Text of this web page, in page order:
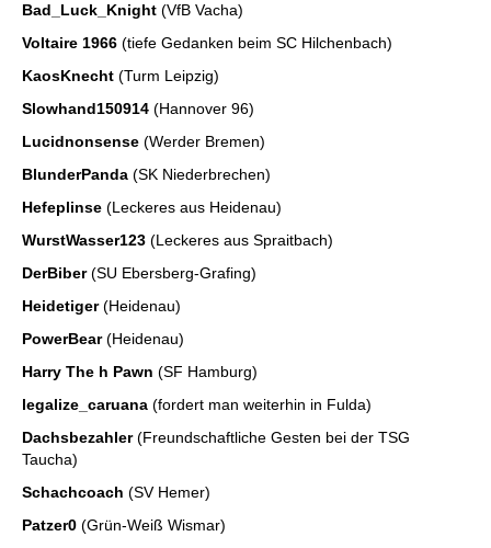
Bad_Luck_Knight (VfB Vacha)
Voltaire 1966 (tiefe Gedanken beim SC Hilchenbach)
KaosKnecht (Turm Leipzig)
Slowhand150914 (Hannover 96)
Lucidnonsense (Werder Bremen)
BlunderPanda (SK Niederbrechen)
Hefeplinse (Leckeres aus Heidenau)
WurstWasser123 (Leckeres aus Spraitbach)
DerBiber(SU Ebersberg-Grafing)
Heidetiger(Heidenau)
PowerBear(Heidenau)
Harry The h Pawn (SF Hamburg)
legalize_caruana (fordert man weiterhin in Fulda)
Dachsbezahler(Freundschaftliche Gesten bei der TSG
Taucha)
Schachcoach (SV Hemer)
Patzer0 (Grün-Weiß Wismar)